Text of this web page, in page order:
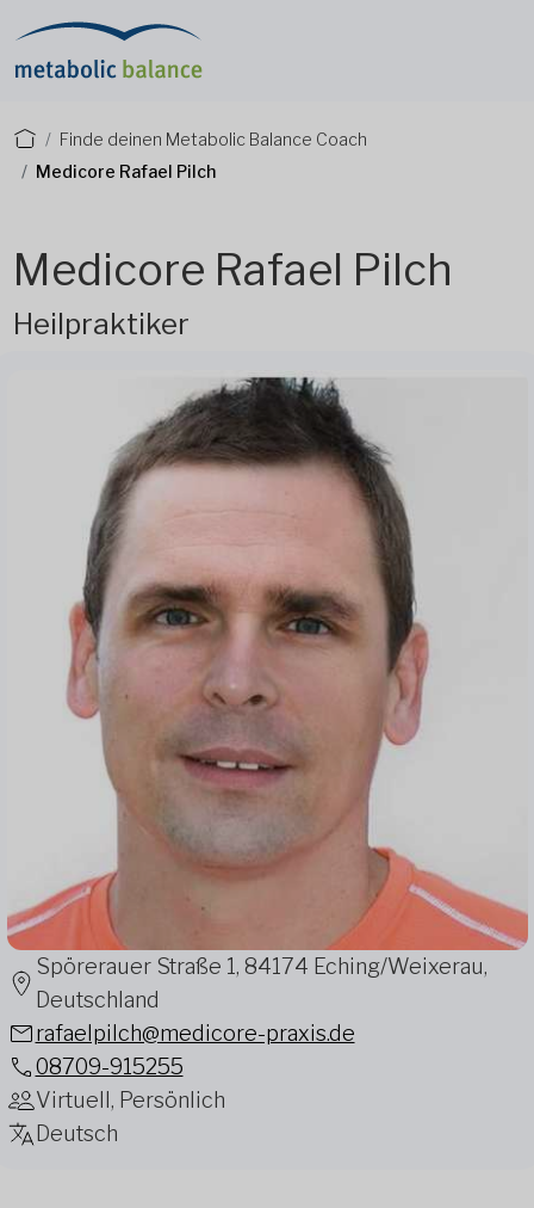
Finde deinen Metabolic Balance Coach
Medicore Rafael Pilch
Medicore Rafael Pilch
Heilpraktiker
Spörerauer Straße 1, 84174 Eching/Weixerau,
Deutschland
rafaelpilch@medicore-praxis.de
08709-915255
Virtuell, Persönlich
Deutsch